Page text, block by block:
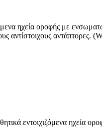
ηχεία οροφής με
αντίστοιχους
εντοιχιζόμενα ηχεία